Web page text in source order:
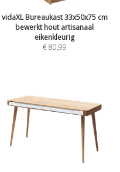
vidaXL Bureaukast 33x50x75 cm
bewerkt hout artisanaal
eikenkleurig
€80,99